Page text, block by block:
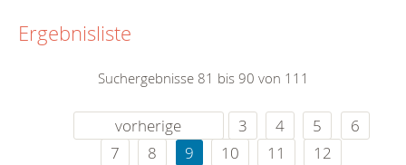
Ergebnisliste
Suchergebnisse 81 bis 90 von 111
vorherige 3 4 5
6
7
8 9 10 11
12